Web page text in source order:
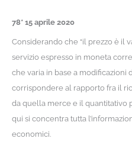
78* 15 aprile 2020
Considerando che “il prezzo è il
servizio espresso in moneta
che varia in base a modificazioni
corrispondere al rapporto fra il
da quella merce e il quantitativo
qui si concentra tutta
economici.